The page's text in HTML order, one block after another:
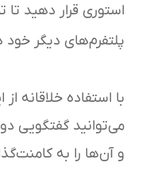
استوری قرار دهید
پلتفرم‌های دیگر
با استفاده خلاقانه
می‌توانید گفتگویی
و آن‌ها را به